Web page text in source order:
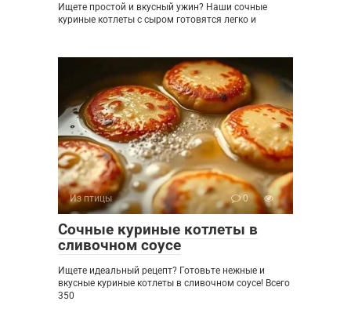
Ищете простой и вкусный ужин? Наши сочные
куриные котлеты с сыром готовятся легко и
Из птицы 0
Сочные куриные котлеты в
сливочном соусе
Ищете идеальный рецепт? Готовьте нежные и
вкусные куриные котлеты в сливочном соусе! Всего
350